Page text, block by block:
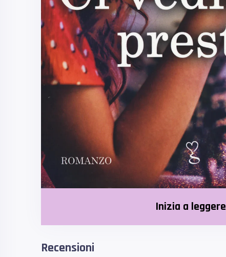
Inizia a leggere
Recensioni